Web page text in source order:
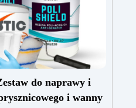
do naprawy i
i wanny